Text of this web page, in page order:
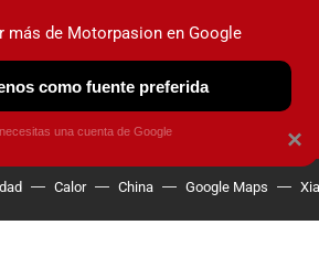
ELÉCTRICOS OBSERVATORIO
Calor China Google Maps
×
más de Motorpasion en Google
como fuente preferida
una cuenta de Google